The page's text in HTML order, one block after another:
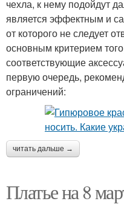
чехла, к нему подойдут
является эффектным и
от которого не следует
основным критерием
соответствующие
первую очередь,
ограничений:
читать дальше →
Платье на 8